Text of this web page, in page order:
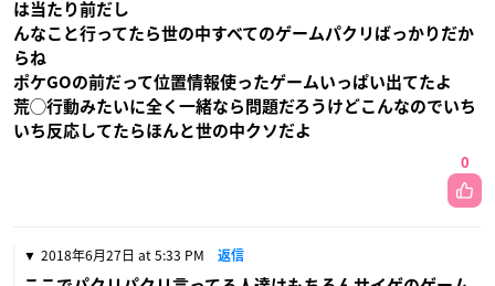
は当たり前だし
んなこと行ってたら世の中すべてのゲームパクリばっかりだか
らね
ポケGOの前だって位置情報使ったゲームいっぱい出てたよ
荒◯行動みたいに全く一緒なら問題だろうけどこんなのでいち
いち反応してたらほんと世の中クソだよ
0
2018年6月27日 at 5:33 PM 返信